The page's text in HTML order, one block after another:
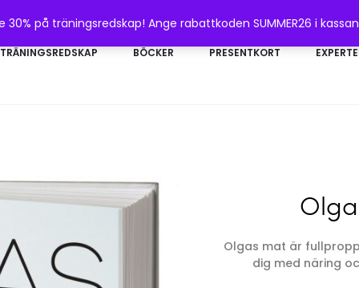
30% på träningsredskap! Ange rabattkoden SUMMER26 i
TRÄNINGSREDSKAP BÖCKER PRESENTKORT
Olgas mat är
dig med näring